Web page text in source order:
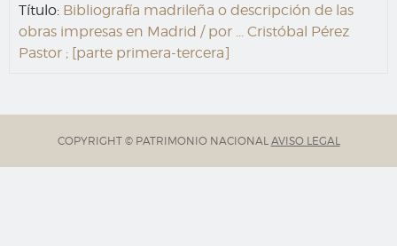
Título: Bibliografía madrileña o descripción de las
obras impresas en Madrid / por ... Cristóbal Pérez
Pastor ; [parte primera-tercera]
COPYRIGHT © PATRIMONIO NACIONAL AVISO LEGAL